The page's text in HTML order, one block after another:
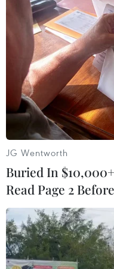
Nghĩa cử cao đẹp của lao
động Việt Nam lan tỏa
truyền thông Nhật Bản
31/07/2026 04:02
Trăn trở người giữ lửa
tiếng Việt trên quê
thứ hai
JG Wentworth
Buried In
Read Page 2